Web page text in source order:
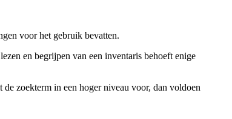
voor het gebruik bevatten.
en begrijpen van een inventaris behoeft enige
zoekterm in een hoger niveau voor, dan voldoen